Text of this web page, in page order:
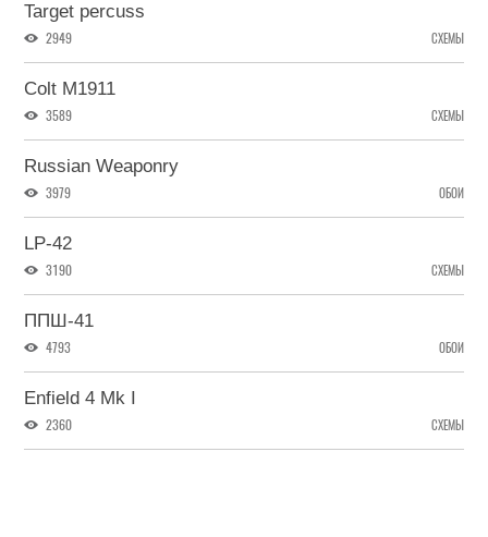
Target percuss
2949 СХЕМЫ
Colt М1911
3589 СХЕМЫ
Russian Weaponry
3979 ОБОИ
LP-42
3190 СХЕМЫ
ППШ-41
4793 ОБОИ
Enfield 4 Mk I
2360 СХЕМЫ